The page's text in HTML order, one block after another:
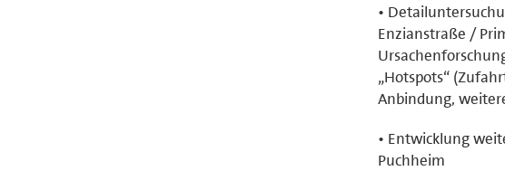
•
Enzianstraße /
„Hotspots“
Anbindung,
• Entwicklung
Puchheim